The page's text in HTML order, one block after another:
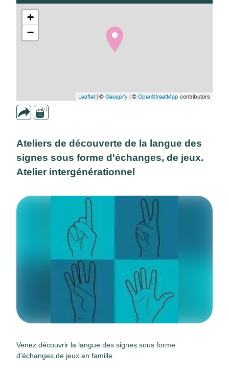
+
−
Leaflet| © Geoapify | © OpenStreetMap contributors
Ateliers de découverte de la langue des
signes sous forme d'échanges, de jeux.
Atelier intergénérationnel
Venez découvrir la langue des signes sous forme
d'échanges,de jeux en famille.